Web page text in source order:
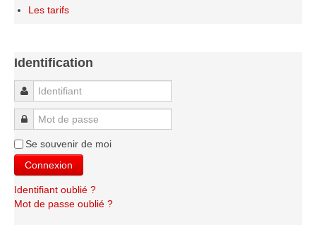
Saison 2011-2012
Saison 2009-2010
Les organisations
Les palmarès
L'Open de Noël
Les Rapides
Les tournois de saison
Les tarifs
Identification
Identifiant
Mot de passe
Se souvenir de moi
Connexion
Identifiant oublié ?
Mot de passe oublié ?